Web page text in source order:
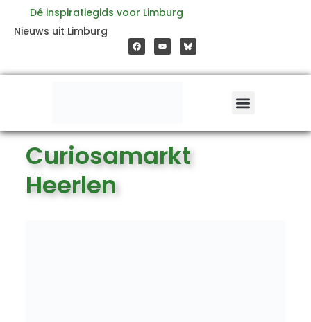
inhoud
Dé inspiratiegids voor Limburg
Nieuws uit Limburg
a
c
e
o
o
o
u
t
b
e
Curiosamarkt
Heerlen